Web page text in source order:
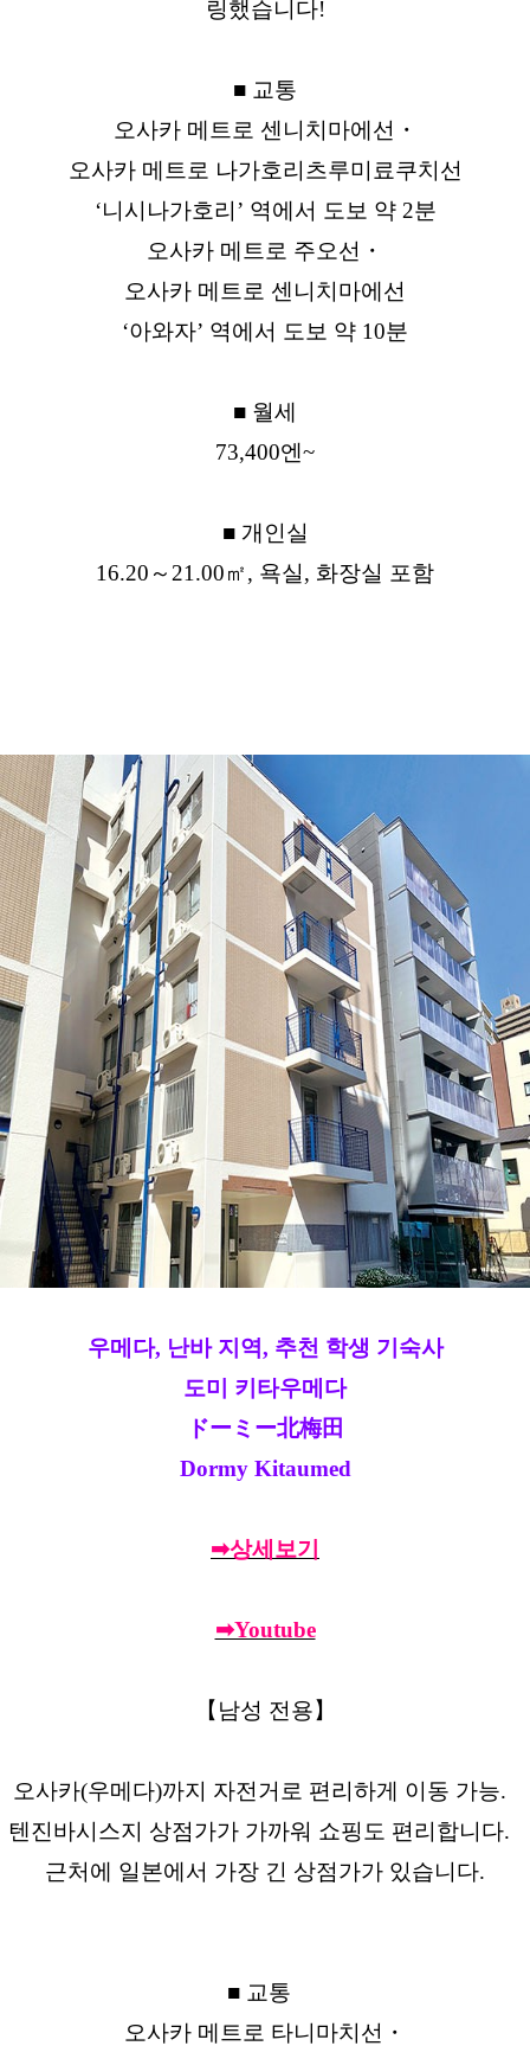
링했습니다!
■ 교통
오사카 메트로 센니치마에선・
오사카 메트로 나가호리츠루미료쿠치선
‘니시나가호리’ 역에서 도보 약 2분
오사카 메트로 주오선・
오사카 메트로 센니치마에선
‘아와자’ 역에서 도보 약 10분
■ 월세
73,400엔~
■ 개인실
16.20～21.00㎡, 욕실, 화장실 포함
우메다, 난바 지역, 추천 학생 기숙사
도미 키타우메다
ドーミー北梅田
Dormy Kitaumed
➡상세보기
➡Youtube
【남성 전용】
오사카(우메다)까지 자전거로 편리하게 이동 가능.
텐진바시스지 상점가가 가까워 쇼핑도 편리합니다.
근처에 일본에서 가장 긴 상점가가 있습니다.
■ 교통
오사카 메트로 타니마치선・